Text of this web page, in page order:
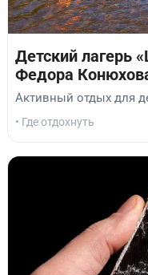
Детский лагерь
Федора
Активный отдых для
• Где отдохнуть